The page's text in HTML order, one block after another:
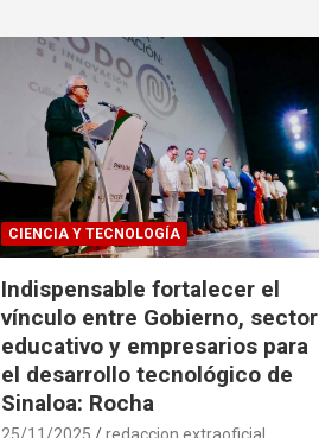
CIENCIA Y TECNOLOGÍA
Indispensable fortalecer el
vínculo entre Gobierno, sector
educativo y empresarios para
el desarrollo tecnológico de
Sinaloa: Rocha
25/11/2025 redaccion extraoficial